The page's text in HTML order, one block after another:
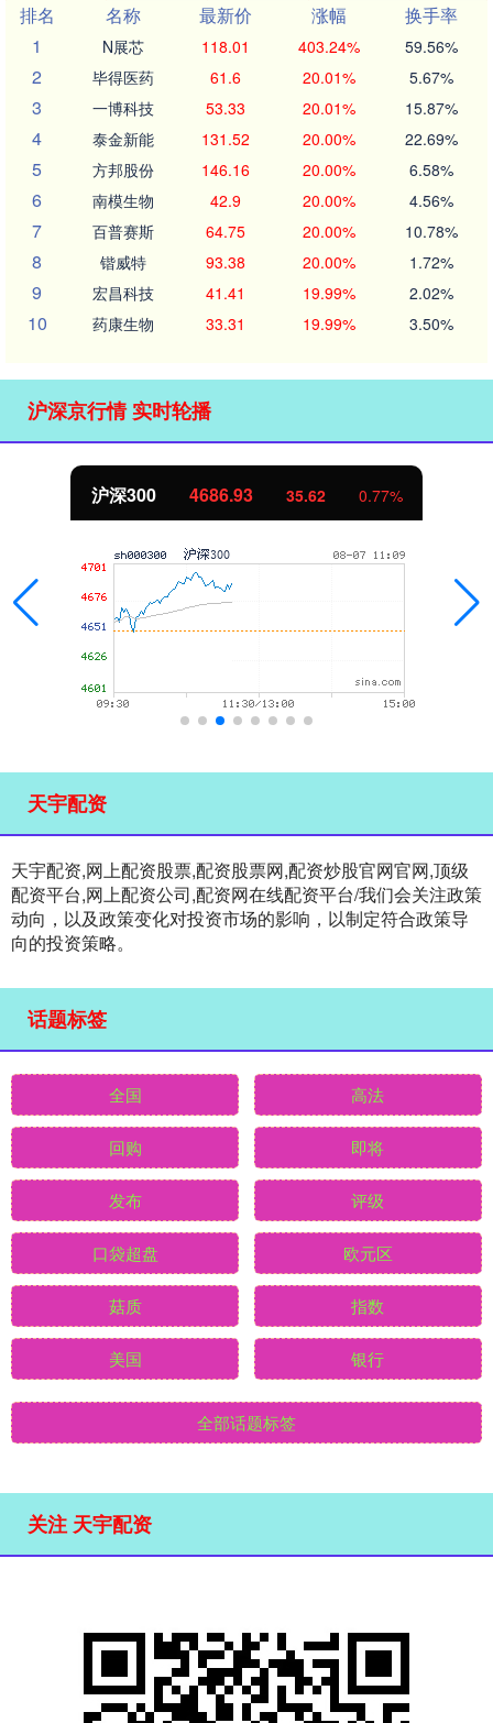
排名
名称 最新价 涨幅
换手率
1
N展芯 118.01 403.24% 59.56%
2 毕得医药 61.6 20.01% 5.67%
3 一博科技 53.33 20.01% 15.87%
4 泰金新能 131.52 20.00% 22.69%
5 方邦股份 146.16 20.00% 6.58%
6 南模生物 42.9 20.00% 4.56%
7 百普赛斯 64.75 20.00% 10.78%
8 锴威特 93.38 20.00% 1.72%
9 宏昌科技 41.41 19.99% 2.02%
10 药康生物 33.31 19.99% 3.50%
沪深京行情 实时轮播
沪深300 4686.93 35.62 0.77%
天宇配资
天宇配资,网上配资股票,配资股票网,配资炒股官网官网,顶级
配资平台,网上配资公司,配资网在线配资平台/我们会关注政策
动向，以及政策变化对投资市场的影响，以制定符合政策导
向的投资策略。
话题标签
全国 高法
回购 即将
发布 评级
口袋超盘 欧元区
菇质 指数
美国 银行
全部话题标签
关注 天宇配资